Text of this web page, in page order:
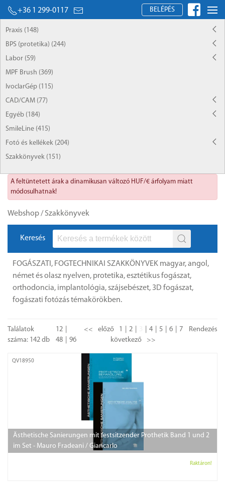
+36 1 299-0117 BELÉPÉS
Praxis (148)
BPS (protetika) (244)
Labor (59)
MPF Brush (369)
IvoclarGép (115)
CAD/CAM (77)
Egyéb (184)
SmileLine (415)
Fotó és kellékek (204)
Szakkönyvek (151)
A feltüntetett árak a dinamikusan változó HUF/€ árfolyam miatt
módosulhatnak!
Webshop/ Szakkönyvek
Keresés
FOGÁSZATI, FOGTECHNIKAI SZAKKÖNYVEK magyar, angol,
német és olasz nyelven, protetika, esztétikus fogászat,
orthodoncia, implantológia, szájsebészet, 3D fogászat,
fogászati fotózás témakörökben.
Találatok
száma: 142 db
12
48
96
<< előző 1 2 4 5 6
7
következő
>>
Rendezés
QV18950
Ästhetische Sanierungen mit festsitzender Prothetik Band 1 und 2
im Set - Mauro Fradeani / Giancarlo
Raktáron!